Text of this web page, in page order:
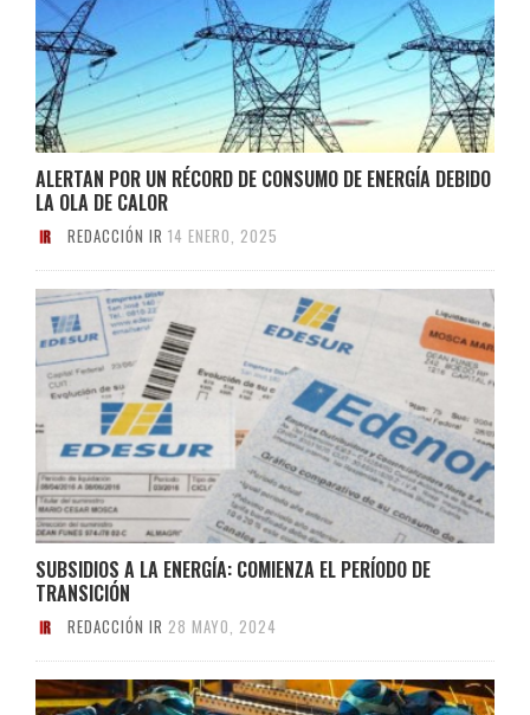
ALERTAN POR UN RÉCORD DE CONSUMO DE ENERGÍA DEBIDO
LA OLA DE CALOR
REDACCIÓN IR 14 ENERO, 2025
SUBSIDIOS A LA ENERGÍA: COMIENZA EL PERÍODO DE
TRANSICIÓN
REDACCIÓN IR 28 MAYO, 2024